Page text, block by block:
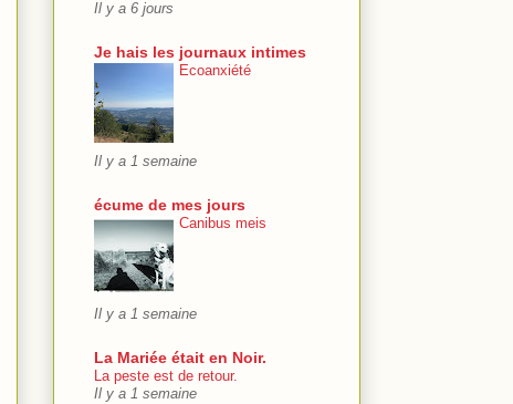
Il y a 6 jours
Je hais les journaux intimes
Ecoanxiété
Il y a 1 semaine
écume de mes jours
Canibus meis
Il y a 1 semaine
La Mariée était en Noir.
La peste est de retour.
Il y a 1 semaine